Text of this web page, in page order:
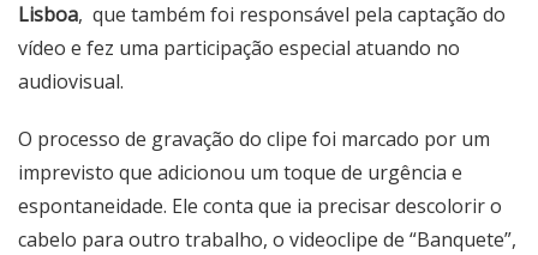
Lisboa, que também foi responsável pela captação do
vídeo e fez uma participação especial atuando no
audiovisual.
O processo de gravação do clipe foi marcado por um
imprevisto que adicionou um toque de urgência e
espontaneidade. Ele conta que ia precisar descolorir o
cabelo para outro trabalho, o videoclipe de “Banquete”,